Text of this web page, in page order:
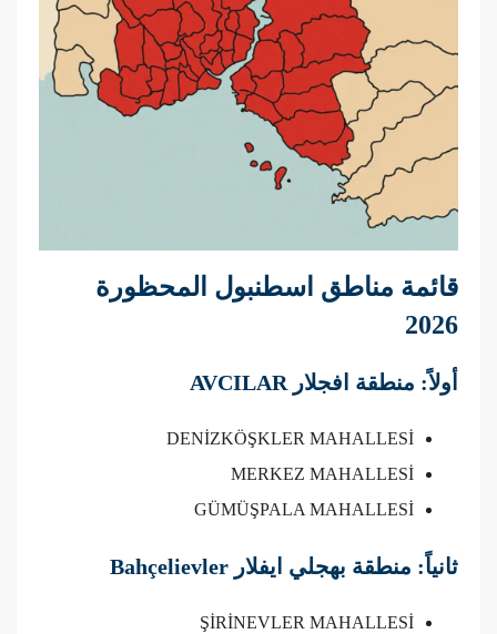
قائمة مناطق اسطنبول المحظورة
2026
أولاً: منطقة افجلار AVCILAR
DENİZKÖŞKLER MAHALLESİ
MERKEZ MAHALLESİ
GÜMÜŞPALA MAHALLESİ
ثانياً: منطقة بهجلي ايفلار Bahçelievler
ŞİRİNEVLER MAHALLESİ